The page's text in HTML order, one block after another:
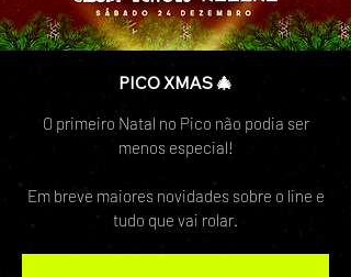
PICO XMAS 🎄
O primeiro Natal no Pico não podia ser
menos especial!
Em breve maiores novidades sobre o line e
tudo que vai rolar.